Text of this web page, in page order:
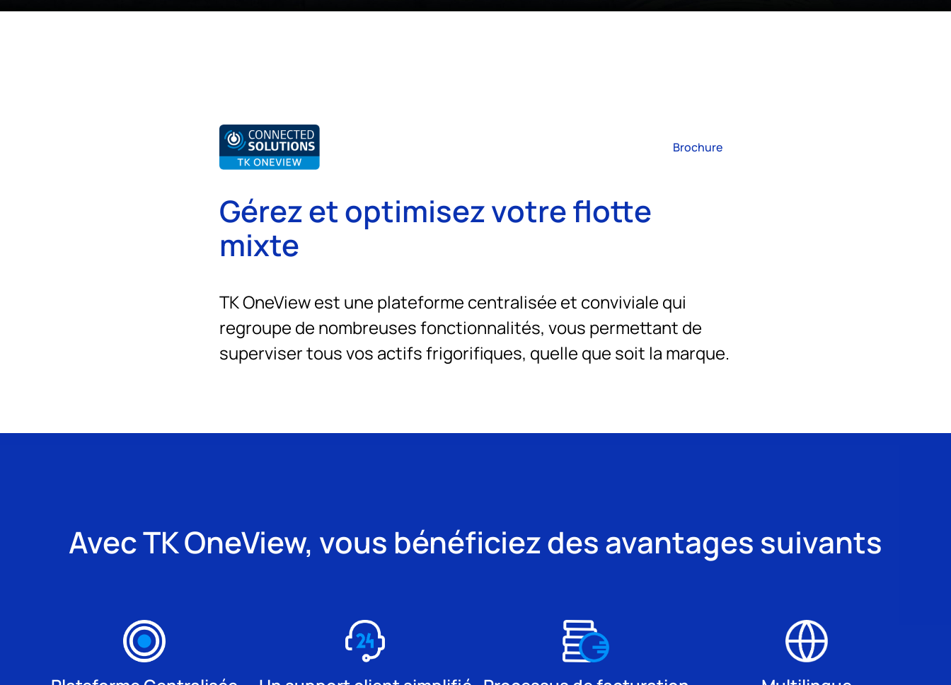
Brochure
Gérez et optimisez votre flotte
mixte
TK OneView est une plateforme centralisée et conviviale qui
regroupe de nombreuses fonctionnalités, vous permettant de
superviser tous vos actifs frigorifiques, quelle que soit la marque.
Avec TK OneView, vous bénéficiez des avantages suivants